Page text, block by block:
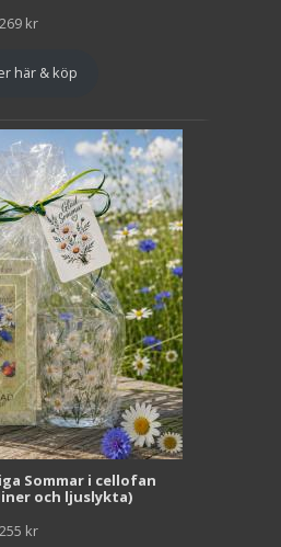
269 kr
här & köp
Sommar i cellofan
och ljuslykta)
255 kr